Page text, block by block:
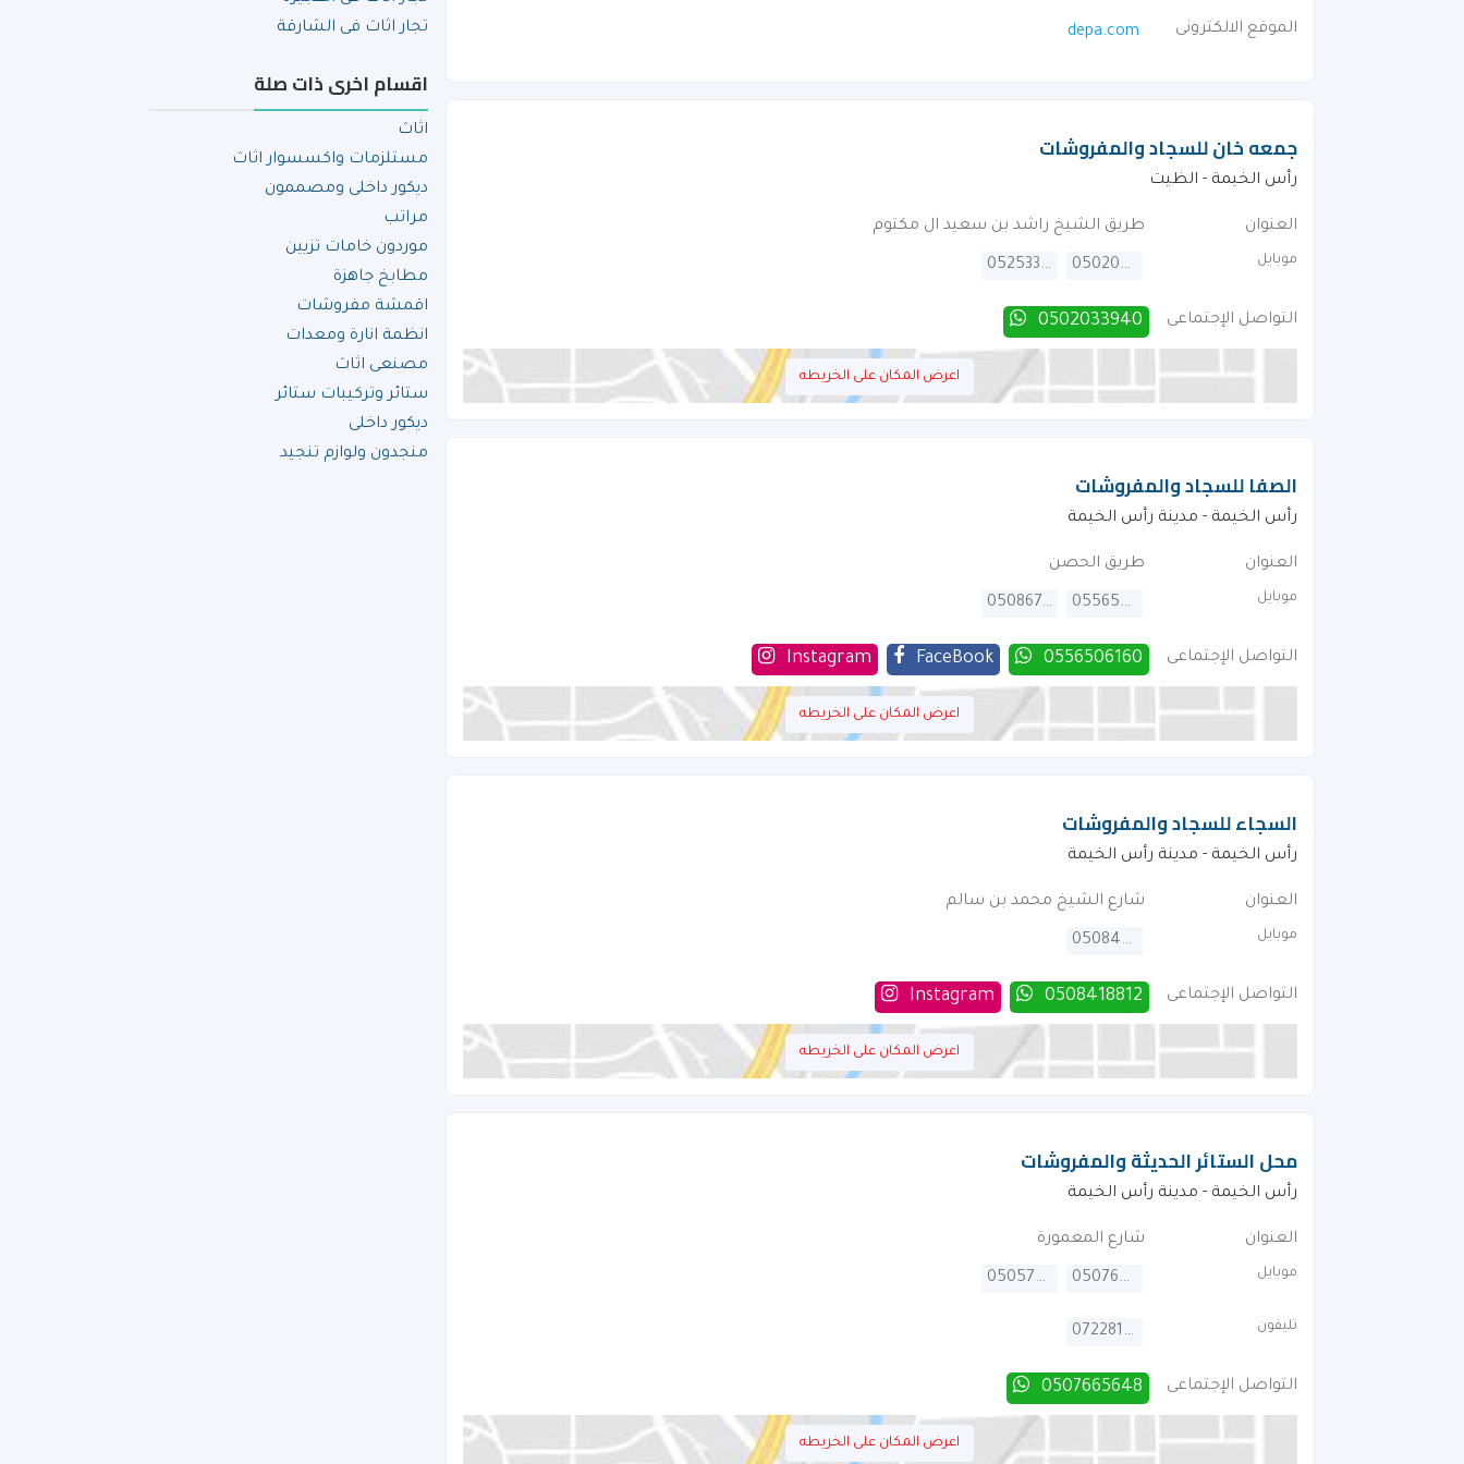
الموقع الالكترونى depa.com
جمعه خان للسجاد والمفروشات
رأس الخيمة - الظيت
العنوان طريق الشيخ راشد بن سعيد ال مكتوم
موبايل 0502033940
0525337036
التواصل الإجتماعى 0502033940
اعرض المكان على الخريطه
الصفا للسجاد والمفروشات
رأس الخيمة - مدينة رأس الخيمة
العنوان طريق الحصن
موبايل 0556506160
0508674424
التواصل الإجتماعى 0556506160
FaceBook
Instagram
اعرض المكان على الخريطه
السجاء للسجاد والمفروشات
رأس الخيمة - مدينة رأس الخيمة
العنوان شارع الشيخ محمد بن سالم
موبايل 0508418812
التواصل الإجتماعى 0508418812
Instagram
اعرض المكان على الخريطه
محل الستائر الحديثة والمفروشات
رأس الخيمة - مدينة رأس الخيمة
العنوان شارع المعمورة
موبايل 0507665648
0505790783
تليفون 072281490
التواصل الإجتماعى 0507665648
اعرض المكان على الخريطه
تجار اثاث فى الشارقة
اقسام اخرى ذات صلة
اثاث
مستلزمات واكسسوار اثاث
ديكور داخلى ومصممون
مراتب
موردون خامات تزيين
مطابخ جاهزة
اقمشة مفروشات
انظمة انارة ومعدات
مصنعى اثاث
ستائر وتركيبات ستائر
ديكور داخلى
منجدون ولوازم تنجيد